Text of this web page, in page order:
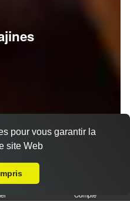
Compte
pour vous garantir la
site Web